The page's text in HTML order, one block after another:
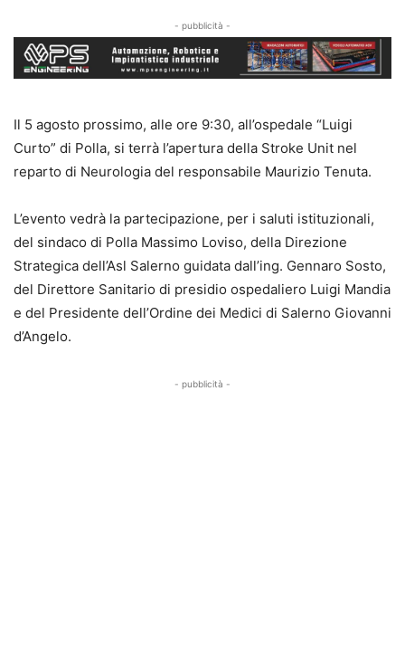
- pubblicità -
Il 5 agosto prossimo, alle ore 9:30, all’ospedale “Luigi
Curto” di Polla, si terrà l’apertura della Stroke Unit nel
reparto di Neurologia del responsabile Maurizio Tenuta.
L’evento vedrà la partecipazione, per i saluti istituzionali,
del sindaco di Polla Massimo Loviso, della Direzione
Strategica dell’Asl Salerno guidata dall’ing. Gennaro Sosto,
del Direttore Sanitario di presidio ospedaliero Luigi Mandia
e del Presidente dell’Ordine dei Medici di Salerno Giovanni
d’Angelo.
- pubblicità -